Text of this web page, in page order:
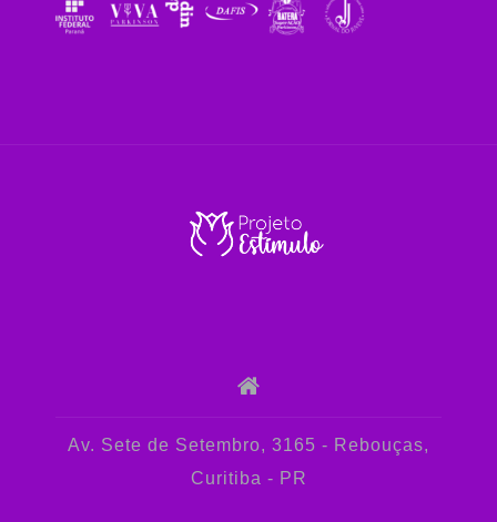
Av. Sete de Setembro, 3165 - Rebouças,
Curitiba - PR